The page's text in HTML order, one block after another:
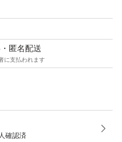
、ご判断ください。
とがあります
りません。
をお願いいたします。
速やかにお願いします。
ます。
匿名配送
に支払われます
確認済